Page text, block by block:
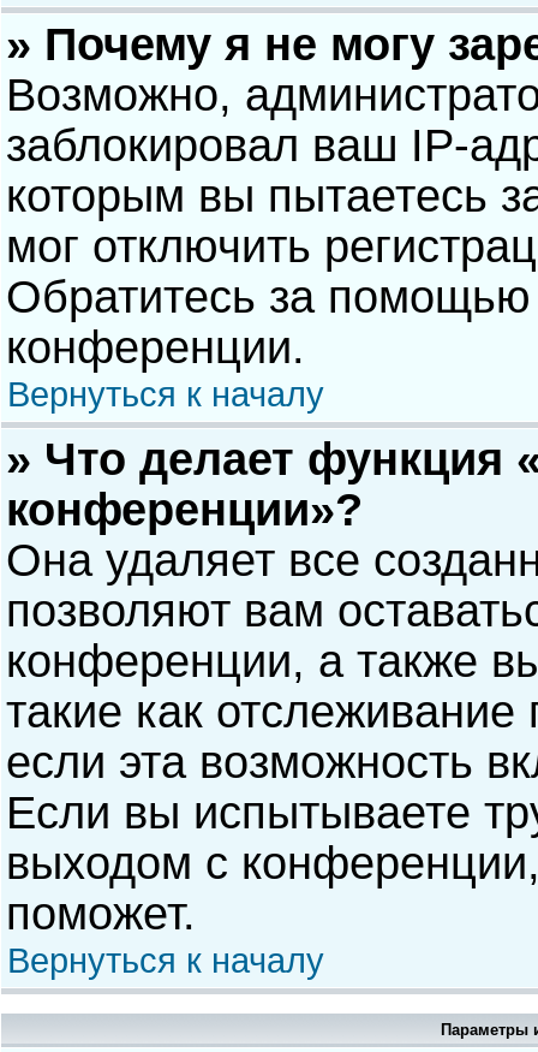
» Почему я не могу
Возможно,
заблокировал ваш IP-
которым вы пытаетесь
мог отключить
Обратитесь за помощью
конференции.
Вернуться к началу
» Что делает функция
конференции»?
Она удаляет все
позволяют вам
конференции, а также
такие как
если эта возможность
Если вы испытываете
выходом с
поможет.
Вернуться к началу
Параметры